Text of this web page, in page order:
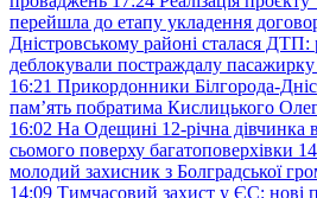
перейшла до етапу укладення
Дністровському районі сталася ДТП:
деблокували постраждалу пасажирку
16:21 Прикордонники Білгорода-
пам’ять побратима Кислицького
16:02 На Одещині 12-річна дівчинка
сьомого поверху багатоповерхівки
молодий захисник з Болградської
14:09 Тимчасовий захист у ЄС: нові